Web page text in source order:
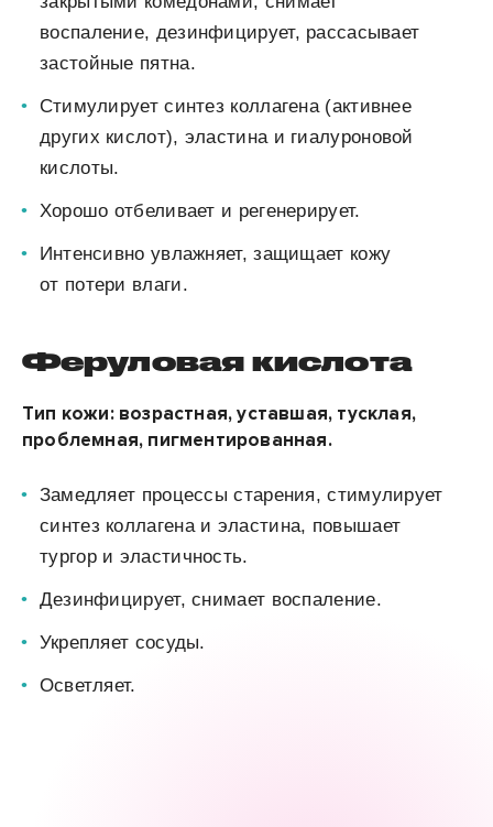
воспаление, дезинфицирует, рассасывает
застойные пятна.
Стимулирует синтез коллагена (активнее
других кислот), эластина и гиалуроновой
кислоты.
Хорошо отбеливает и регенерирует.
Интенсивно увлажняет, защищает кожу
от потери влаги.
Феруловая кислота
Тип кожи: возрастная, уставшая, тусклая,
проблемная, пигментированная.
Замедляет процессы старения, стимулирует
синтез коллагена и эластина, повышает
тургор и эластичность.
Дезинфицирует, снимает воспаление.
Укрепляет сосуды.
Осветляет.